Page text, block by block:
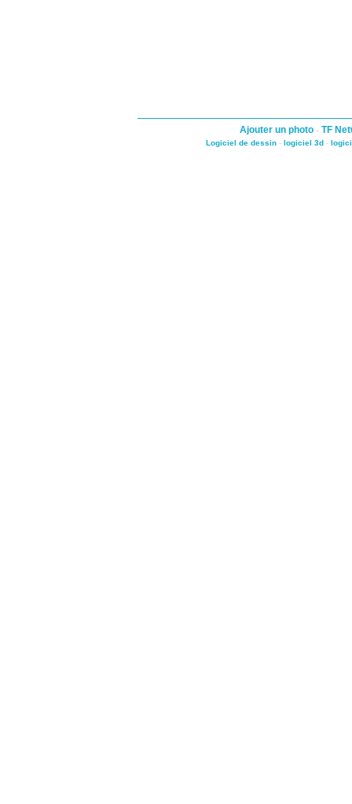
Ajouter un photo - TF
Logiciel de dessin - logiciel 3d -